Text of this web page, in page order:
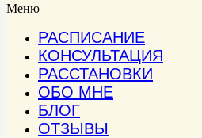
Меню
РАСПИСАНИЕ
КОНСУЛЬТАЦИЯ
РАССТАНОВКИ
ОБО МНЕ
БЛОГ
ОТЗЫВЫ